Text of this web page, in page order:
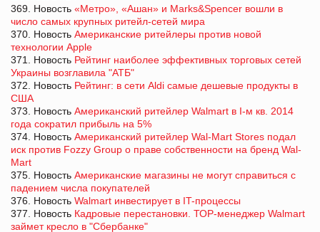
369. Новость «Метро», «Ашан» и Marks&Spencer вошли в
число самых крупных ритейл-сетей мира
370. Новость Американские ритейлеры против новой
технологии Apple
371. Новость Рейтинг наиболее эффективных торговых сетей
Украины возглавила "АТБ"
372. Новость Рейтинг: в сети Aldi самые дешевые продукты в
США
373. Новость Американский ритейлер Walmart в І-м кв. 2014
года сократил прибыль на 5%
374. Новость Американский ритейлер Wal-Mart Stores подал
иск против Fozzy Group о праве собственности на бренд Wal-
Mart
375. Новость Американские магазины не могут справиться с
падением числа покупателей
376. Новость Walmart инвестирует в IT-процессы
377. Новость Кадровые перестановки. ТОР-менеджер Walmart
займет кресло в "Сбербанке"